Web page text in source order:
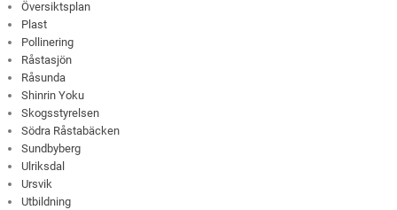
Översiktsplan
Plast
Pollinering
Råstasjön
Råsunda
Shinrin Yoku
Skogsstyrelsen
Södra Råstabäcken
Sundbyberg
Ulriksdal
Ursvik
Utbildning